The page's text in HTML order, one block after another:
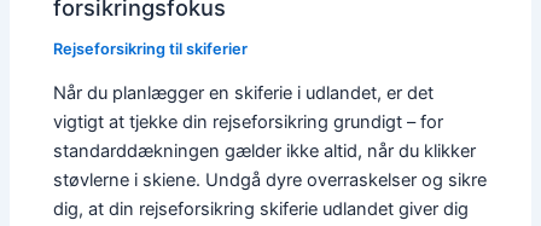
forsikringsfokus
Rejseforsikring til skiferier
Når du planlægger en skiferie i udlandet, er det
vigtigt at tjekke din rejseforsikring grundigt – for
standarddækningen gælder ikke altid, når du klikker
støvlerne i skiene. Undgå dyre overraskelser og sikre
dig, at din rejseforsikring skiferie udlandet giver dig